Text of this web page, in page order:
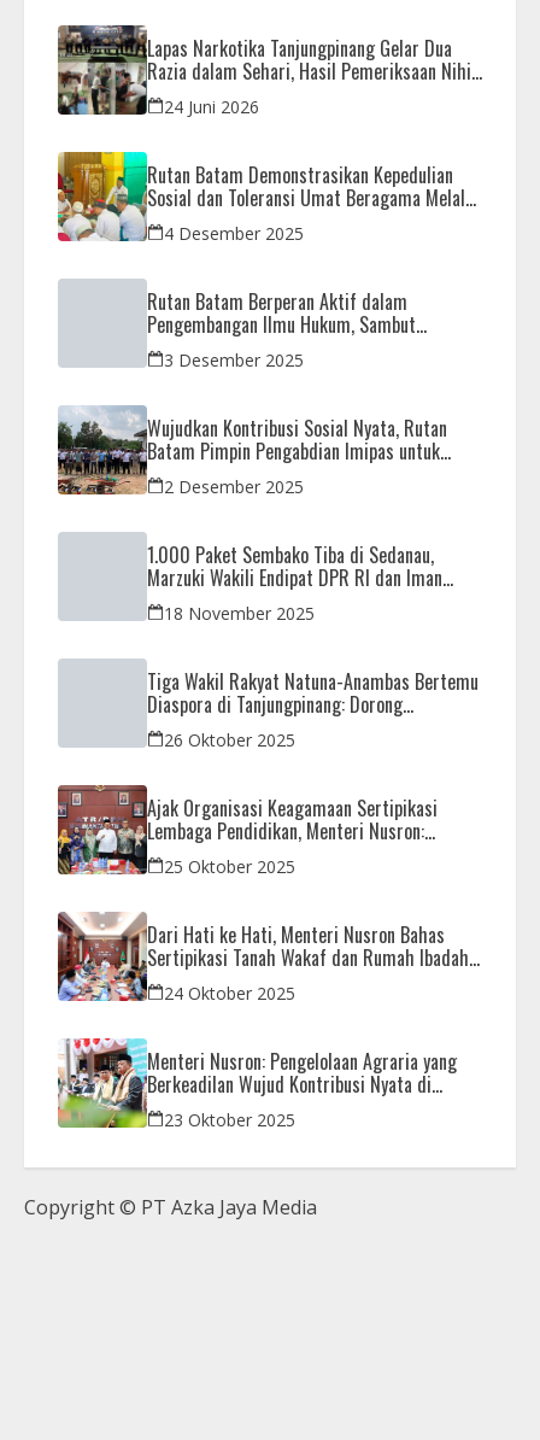
Lapas Narkotika Tanjungpinang Gelar Dua
Razia dalam Sehari, Hasil Pemeriksaan Nihil
Barang Terlarang
24 Juni 2026
Rutan Batam Demonstrasikan Kepedulian
Sosial dan Toleransi Umat Beragama Melalui
Doa Bersama Korban Bencana
4 Desember 2025
Rutan Batam Berperan Aktif dalam
Pengembangan Ilmu Hukum, Sambut
Kunjungan Observasi Mahasiswa UIB
3 Desember 2025
Wujudkan Kontribusi Sosial Nyata, Rutan
Batam Pimpin Pengabdian Imipas untuk
Negeri di Masjid Syahrom Ba’dawi
2 Desember 2025
1.000 Paket Sembako Tiba di Sedanau,
Marzuki Wakili Endipat DPR RI dan Iman
Sutiawan Kawal Reses di Natuna
18 November 2025
Tiga Wakil Rakyat Natuna-Anambas Bertemu
Diaspora di Tanjungpinang: Dorong
Pemekaran Provinsi dan Jamin Pemerataan
Pembangunan
26 Oktober 2025
Ajak Organisasi Keagamaan Sertipikasi
Lembaga Pendidikan, Menteri Nusron:
Sebagai Early Warning System
25 Oktober 2025
Dari Hati ke Hati, Menteri Nusron Bahas
Sertipikasi Tanah Wakaf dan Rumah Ibadah
di Kaltim
24 Oktober 2025
Menteri Nusron: Pengelolaan Agraria yang
Berkeadilan Wujud Kontribusi Nyata di
Setahun Pemerintahan Prabowo-Gibran
23 Oktober 2025
Copyright © PT Azka Jaya Media